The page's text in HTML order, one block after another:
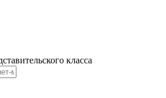
класса